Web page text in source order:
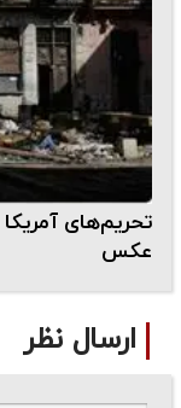
تحریم‌های آمریکا
عکس
ارسال نظر